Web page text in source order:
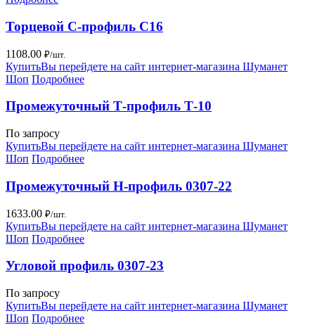
Торцевой С-профиль С16
1108.00 ₽/шт.
КупитьВы перейдете на сайт интернет-магазина Шуманет
Шоп Подробнее
Промежуточный Т-профиль Т-10
По запросу
КупитьВы перейдете на сайт интернет-магазина Шуманет
Шоп Подробнее
Промежуточный Н-профиль 0307-22
1633.00 ₽/шт.
КупитьВы перейдете на сайт интернет-магазина Шуманет
Шоп Подробнее
Угловой профиль 0307-23
По запросу
КупитьВы перейдете на сайт интернет-магазина Шуманет
Шоп Подробнее